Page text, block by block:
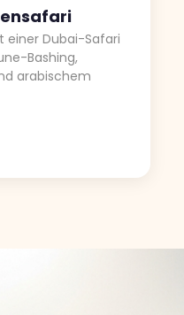
einer Dubai-Safari
Bashing,
arabischem